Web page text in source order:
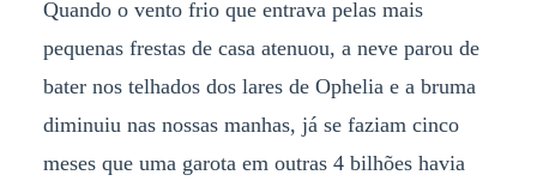
Quando o vento frio que entrava pelas mais
pequenas frestas de casa atenuou, a neve parou de
bater nos telhados dos lares de Ophelia e a bruma
diminuiu nas nossas manhas, já se faziam cinco
meses que uma garota em outras 4 bilhões havia